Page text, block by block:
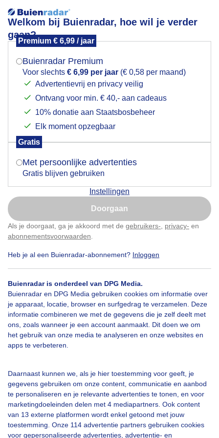
Welkom bij Buienradar, hoe wil je verder
gaan?
Premium € 6,99 / jaar
Buienradar Premium
Voor slechts € 6,99 per jaar (€ 0,58 per maand)
Advertentievrij en privacy veilig
Ontvang voor min. € 40,- aan cadeaus
10% donatie aan Staatsbosbeheer
Elk moment opzegbaar
Gratis
Met persoonlijke advertenties
Gratis blijven gebruiken
Instellingen
Doorgaan
Als je doorgaat, ga je akkoord met de gebruikers- privacy- en
abonnementsvoorwaarden
Heb je al een Buienradar-abonnement? Inloggen
Buienradar is onderdeel van DPG Media.
Buienradar en DPG Media gebruiken cookies om informatie over
je apparaat, locatie, browser en surfgedrag te verzamelen. Deze
informatie combineren we met de gegevens die je zelf deelt met
ons, zoals wanneer je een account aanmaakt. Dit doen we om
het gebruik van onze media te analyseren en onze websites en
apps te verbeteren.
Daarnaast kunnen we, als je hier toestemming voor geeft, je
gegevens gebruiken om onze content, communicatie en aanbod
te personaliseren en je relevante advertenties te tonen, en voor
marketingdoeleinden delen met 4 mediapartners. Ook content
van 13 externe platformen wordt enkel getoond met jouw
toestemming. Onze 114 advertentie partners gebruiken cookies
voor gepersonaliseerde advertenties, advertentie- en
kleurvangevels
Een moment geduld aub...
Populaire categorieën
Lente
Zomer
Over Buienradar
Bedrijfsgegevens
Veelgestelde vragen
Contact
Toegankelijkheid
Buienradar Team
Privacy beleid
Cookie beleid
Privacy instellingen
Mogen we je locatie gebruiken voor het
Indien je hier nog geen akkoord op hebt gegeven,
verschijnt er zo een pop-up uit je browser waarin
Is goed, toon de popup
Nu niet, misschien later
Klik hierom dit aan te passen